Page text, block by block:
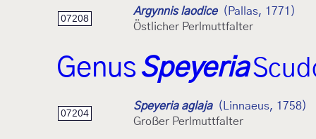
07208
Argynnis laodice
(Pallas, 1771)
Östlicher Perlmuttfalter
GenusSpeyeria
07204
Speyeria aglaja
(Linnaeus, 1758)
Großer Perlmuttfalter